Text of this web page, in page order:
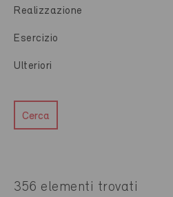
Realizzazione
Esercizio
Ulteriori
Cerca
356 elementi trovati